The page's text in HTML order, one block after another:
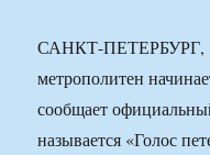
САНКТ-ПЕТЕРБУРГ,
метрополитен
сообщает
называется «Голос